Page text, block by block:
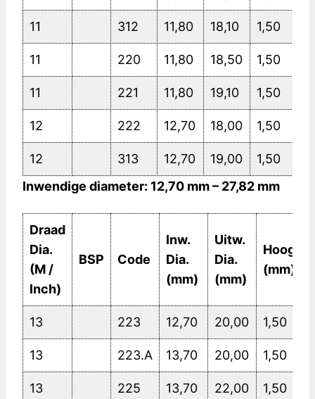
11 312 11,80 18,10 1,50
11 220 11,80 18,50 1,50
11 221 11,80 19,10 1,50
12 222 12,70 18,00 1,50
12 313 12,70 19,00
1,50
Inwendige diameter: 12,70 mm – 27,82 mm
Draad
Dia.
(M /
Inch)
BSP Code
Inw.
Dia.
(mm)
Uitw.
Dia.
(mm)
Hoogte
(mm)
13 223 12,70 20,00 1,50
13 223.A 13,70 20,00 1,50
13 225 13,70 22,00 1,50